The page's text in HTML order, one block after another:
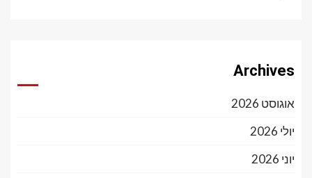
Archives
אוגוסט 2026
יולי 2026
יוני 2026